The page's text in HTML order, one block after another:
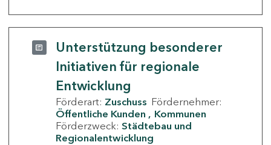
Unterstützung besonderer
Initiativen für regionale
Entwicklung
Förderart: Zuschuss Fördernehmer:
Öffentliche Kunden
Kommunen
Förderzweck: Städtebau und
Regionalentwicklung